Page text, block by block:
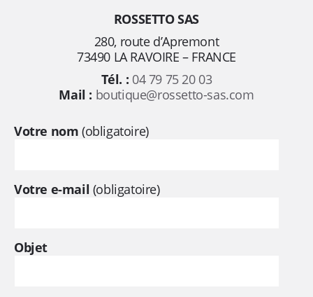
p
u
i
s
l
ROSSETTO SAS
280, route d’Apremont
73490 LA RAVOIRE – FRANCE
Tél. : 04 79 75 20 03
Mail : boutique@rossetto-sas.com
Votre nom (obligatoire)
Votre e-mail (obligatoire)
Objet